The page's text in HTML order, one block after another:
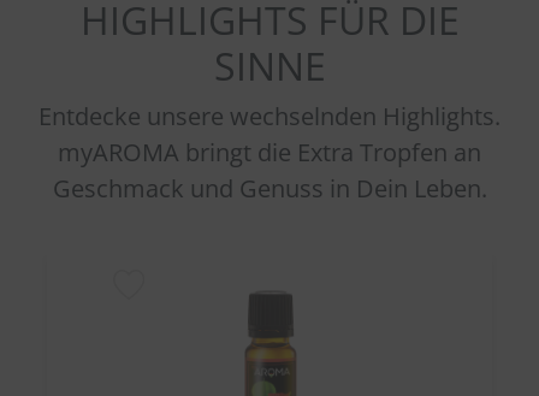
HIGHLIGHTS FÜR DIE
SINNE
Entdecke unsere wechselnden Highlights.
myAROMA bringt die Extra Tropfen an
Geschmack und Genuss in Dein Leben.